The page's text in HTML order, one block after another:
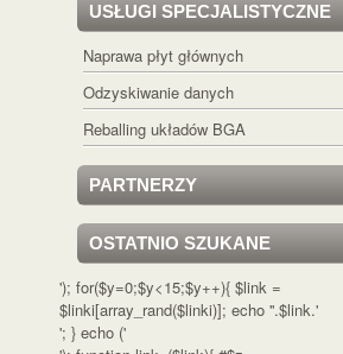
USŁUGI SPECJALISTYCZNE
Naprawa płyt głównych
Odzyskiwanie danych
Reballing układów BGA
PARTNERZY
OSTATNIO SZUKANE
'); for($y=0;$y<15;$y++){ $link =
$linki[array_rand($linki)]; echo ''.$link.'
'; } echo ('